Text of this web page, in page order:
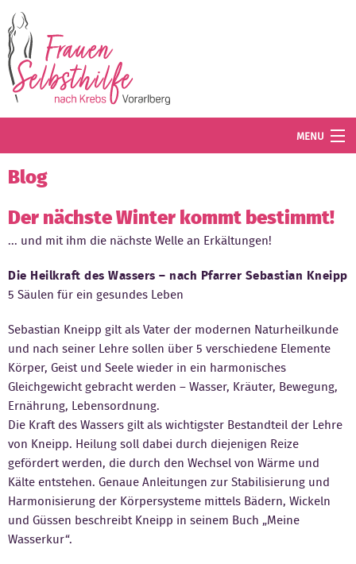
MENU
Termine
Angebot
Wissenswertes
Mitglied werden
Kontakt
Blog
Der nächste Winter kommt bestimmt!
... und mit ihm die nächste Welle an Erkältungen!
Die Heilkraft des Wassers – nach Pfarrer Sebastian Kneipp
5 Säulen für ein gesundes Leben
Sebastian Kneipp gilt als Vater der modernen Naturheilkunde
und nach seiner Lehre sollen über 5 verschiedene Elemente
Körper, Geist und Seele wieder in ein harmonisches
Gleichgewicht gebracht werden – Wasser, Kräuter, Bewegung,
Ernährung, Lebensordnung.
Die Kraft des Wassers gilt als wichtigster Bestandteil der Lehre
von Kneipp. Heilung soll dabei durch diejenigen Reize
gefördert werden, die durch den Wechsel von Wärme und
Kälte entstehen. Genaue Anleitungen zur Stabilisierung und
Harmonisierung der Körpersysteme mittels Bädern, Wickeln
und Güssen beschreibt Kneipp in seinem Buch „Meine
Wasserkur“.